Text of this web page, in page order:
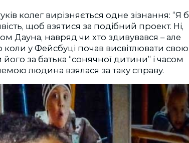
колег вирізняється одне зізнання: “Я б
щоб взятися за подібний проект. Ні,
Дауна, навряд чи хто здивувався – але
у Фейсбуці почав висвітлювати свою
за батька “сонячної дитини” і часом
людина взялася за таку справу.